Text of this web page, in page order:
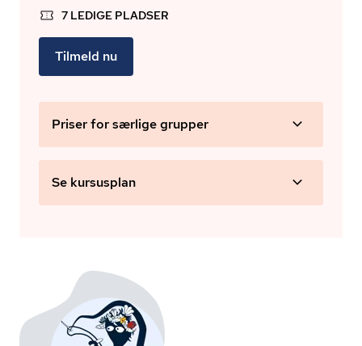
7 LEDIGE PLADSER
Tilmeld nu
Priser for særlige grupper
Se kursusplan